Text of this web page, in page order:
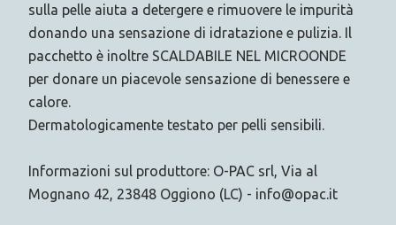
sulla pelle aiuta a detergere e rimuovere le impurità
donando una sensazione di idratazione e pulizia. Il
pacchetto è inoltre SCALDABILE NEL MICROONDE
per donare un piacevole sensazione di benessere e
calore.
Dermatologicamente testato per pelli sensibili.
Informazioni sul produttore: O-PAC srl, Via al
Mognano 42, 23848 Oggiono (LC) - info@opac.it